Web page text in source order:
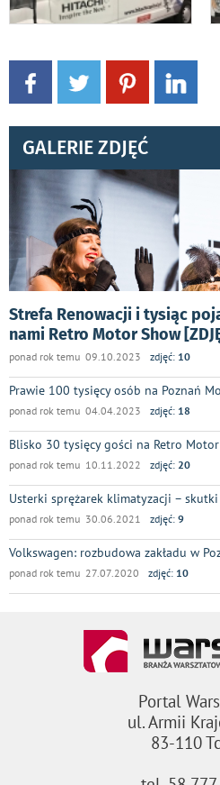
GALERIE ZDJĘĆ
Strefa Renowacji i tysiąc
nami Retro Motor Show
ponad rok temu 09.10.2023 zdjęć: 10
Prawie 100 tysięcy osób na Poznań
ponad rok temu 04.04.2023 zdjęć: 18
Blisko 30 tysięcy gości na Retro
ponad rok temu 10.11.2022 zdjęć: 20
Usterki sprężarek klimatyzacji –
ponad rok temu 30.06.2021 zdjęć: 9
Volkswagen: rozbudowa zakładu w
ponad rok temu 27.07.2020 zdjęć: 10
Portal
ul. Armii
83-110